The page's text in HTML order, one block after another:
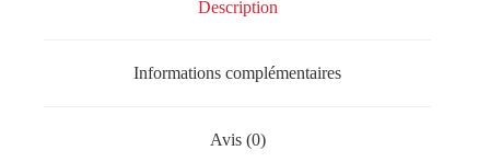
Description
Informations complémentaires
Avis (0)